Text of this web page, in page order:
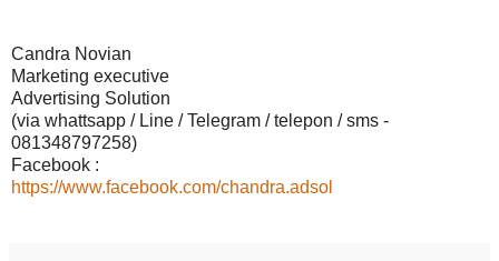
Candra Novian
Marketing executive
Advertising Solution
(via whattsapp / Line / Telegram / telepon / sms -
081348797258)
Facebook :
https://www.facebook.com/chandra.adsol